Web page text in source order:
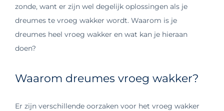
zonde, want er zijn wel degelijk oplossingen als je
dreumes te vroeg wakker wordt. Waarom is je
dreumes heel vroeg wakker en wat kan je hieraan
doen?
Waarom dreumes vroeg wakker?
Er zijn verschillende oorzaken voor het vroeg wakker